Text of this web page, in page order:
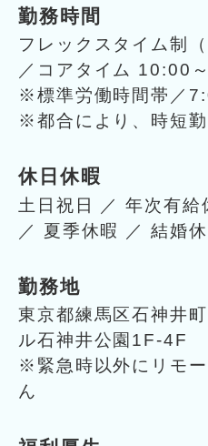
勤務時間
フレックスタイム制
／コアタイム 10:00
※標準労働時間帯／
※都合により、時短
休日休暇
土日祝日 ／ 年次有
／ 夏季休暇 ／ 結婚
勤務地
東京都練馬区石神井
ル石神井公園1F-4F
※緊急時以外にリモ
ん